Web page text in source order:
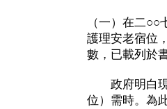
（一）在二
護理安老宿位
數，已載列於
政府明白現
位）需時。為